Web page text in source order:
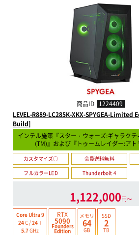
商品ID 1224409
LEVEL-R889-LC285K-XKX-SPYGEA-Limited
Build]
インテル施策『スター・ウォーズ:ギャラク
(TM)』および『トゥームレイダー:ア
カスタマイズ○ 会員送料無料
フルカラーLED
Thunderbolt 4
1,122,000円〜
Core Ultra 9
24C /24T
5.7GHz
RTX
5090
Founders
Edition
メモリ
64
GB
SSD
2
TB